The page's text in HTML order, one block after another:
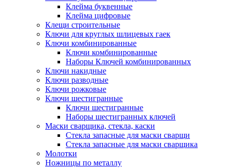
Клейма буквенные
Клейма цифровые
Клещи строительные
Ключи для круглых шлицевых гаек
Ключи комбинированные
Ключи комбинированные
Наборы Ключей комбинированных
Ключи накидные
Ключи разводные
Ключи рожковые
Ключи шестигранные
Ключи шестигранные
Наборы шестигранных ключей
Маски сварщика, стекла, каски
Стекла запасные для маски сварщи
Стекла запасные для маски сварщика
Молотки
Ножницы по металлу